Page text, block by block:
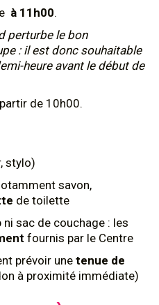
à 11h00.
perturbe le bon
: il est donc souhaitable
heure avant le début de
de 10h00.
stylo)
savon,
de toilette
ni sac de couchage : les
fournis par le Centre
prévoir une tenue de
à proximité immédiate)